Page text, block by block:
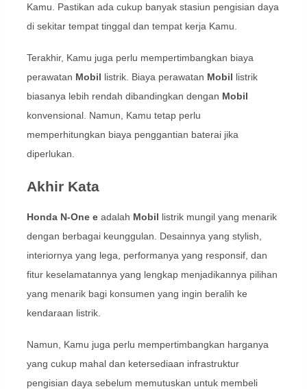
Kamu. Pastikan ada cukup banyak stasiun pengisian daya
di sekitar tempat tinggal dan tempat kerja Kamu.
Terakhir, Kamu juga perlu mempertimbangkan biaya
perawatan Mobil listrik. Biaya perawatan Mobil listrik
biasanya lebih rendah dibandingkan dengan Mobil
konvensional. Namun, Kamu tetap perlu
memperhitungkan biaya penggantian baterai jika
diperlukan.
Akhir Kata
Honda N-One eadalah Mobil listrik mungil yang menarik
dengan berbagai keunggulan. Desainnya yang stylish,
interiornya yang lega, performanya yang responsif, dan
fitur keselamatannya yang lengkap menjadikannya pilihan
yang menarik bagi konsumen yang ingin beralih ke
kendaraan listrik.
Namun, Kamu juga perlu mempertimbangkan harganya
yang cukup mahal dan ketersediaan infrastruktur
pengisian daya sebelum memutuskan untuk membeli